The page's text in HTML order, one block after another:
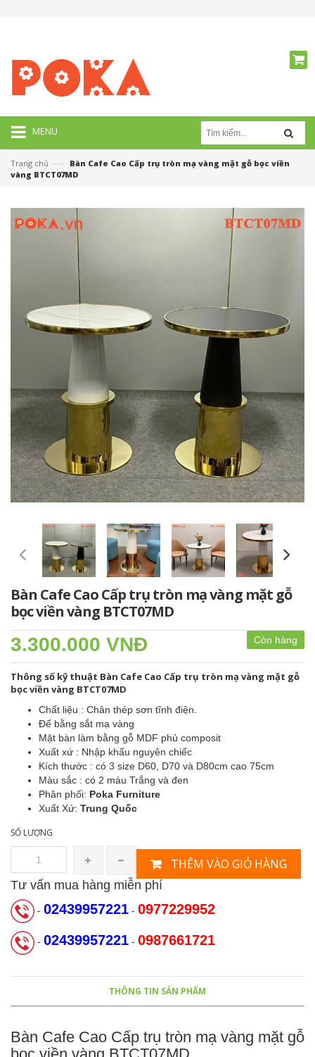
MENU
Trang chủ —›
Bàn Cafe Cao Cấp trụ tròn mạ vàng mặt gỗ bọc viền
vàng BTCT07MD
Bàn Cafe Cao Cấp trụ tròn mạ vàng mặt gỗ
bọc viền vàng BTCT07MD
Còn hàng
3.300.000 VNĐ
Thông số kỹ thuật Bàn Cafe Cao Cấp trụ tròn mạ vàng mặt gỗ
bọc viền vàng BTCT07MD
Chất liệu : Chân thép sơn tĩnh điện.
Đế bằng sắt mạ vàng
Mặt bàn làm bằng gỗ MDF phủ composit
Xuất xứ : Nhập khẩu nguyên chiếc
Kích thước : có 3 size D60, D70 và D80cm cao 75cm
Màu sắc : có 2 màu Trắng và đen
Phân phối: Poka Furniture
Xuất Xứ: Trung Quốc
SỐ LƯỢNG
THÊM VÀO GIỎ HÀNG
Tư vấn mua hàng miễn phí
- 02439957221 - 0977229952
- 02439957221 - 0987661721
THÔNG TIN SẢN PHẨM
Bàn Cafe Cao Cấp trụ tròn mạ vàng mặt gỗ